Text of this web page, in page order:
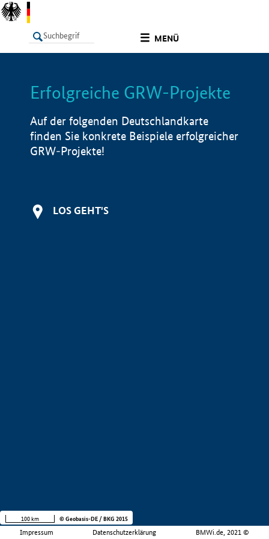
MENÜ
LISTE Info
Erfolgreiche GRW-Projekte
Auf der folgenden Deutschlandkarte
finden Sie konkrete Beispiele erfolgreicher
GRW-Projekte!
LOS GEHT'S
Impressum Datenschutzerklärung BMWi.de, 2021 ©
100 km © Geobasis-DE / BKG 2015